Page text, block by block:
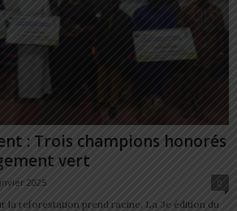
: Trois champions honorés
vert
2025
0
la reforestation prend racine. La 3e édition du